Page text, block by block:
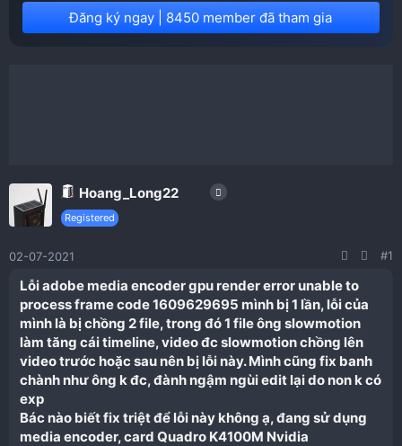
Đăng ký ngay | 8450 member đã tham gia
Hoang_Long22
Registered
02-07-2021 #1
Lỗi adobe media encoder gpu render error unable to
process frame code 1609629695 mình bị 1 lần, lỗi của
mình là bị chồng 2 file, trong đó 1 file ông slowmotion
làm tăng cái timeline, video đc slowmotion chồng lên
video trước hoặc sau nên bị lỗi này. Mình cũng fix banh
chành như ông k đc, đành ngậm ngùi edit lại do non k có
exp
Bác nào biết fix triệt để lỗi này không ạ, đang sử dụng
media encoder, card Quadro K4100M Nvidia​